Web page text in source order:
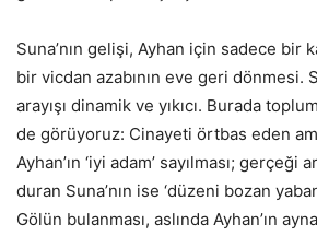
​Suna’nın gelişi, Ayhan için sadece bir
bir vicdan azabının eve geri dönmesi.
arayışı dinamik ve yıkıcı. Burada
de görüyoruz: Cinayeti örtbas eden
Ayhan’ın ‘iyi adam’ sayılması; gerçeği
duran Suna’nın ise ‘düzeni bozan
Gölün bulanması, aslında Ayhan’ın